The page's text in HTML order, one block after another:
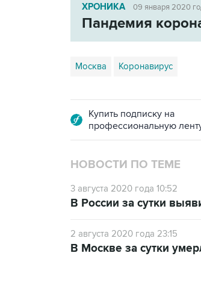
ХРОНИКА 09 января 2020
Пандемия
Москва Коронавирус
Купить подписку на
профессиональную
НОВОСТИ ПО ТЕМЕ
3 августа 2020 года 10:52
В России за сутки
2 августа 2020 года 23:15
В Москве за сутки